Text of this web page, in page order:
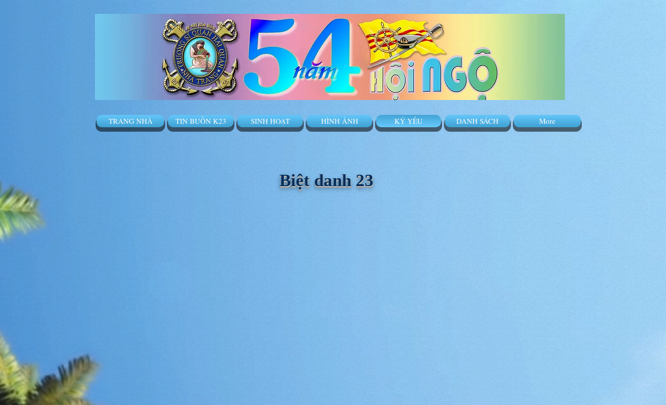
TRANG NHÀ TIN BUỒN K23 SINH HOẠT HÌNH ẢNH KỶ YẾU DANH SÁCH More
Biệt danh 23